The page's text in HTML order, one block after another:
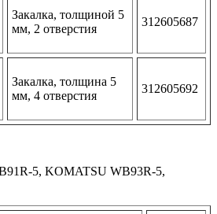
Закалка, толщиной 5
мм, 2 отверстия
312605687
Закалка, толщина 5
мм, 4 отверстия
312605692
5, KOMATSU WB93R-5,